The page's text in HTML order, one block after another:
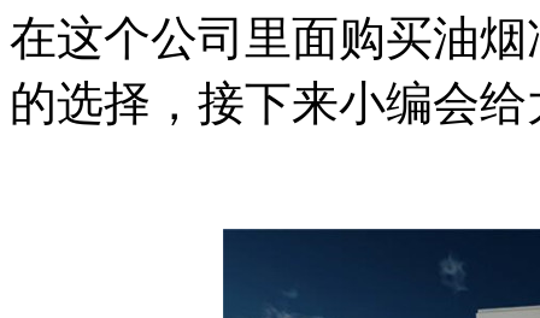
在这个公司里面购买油
的选择，接下来小编会